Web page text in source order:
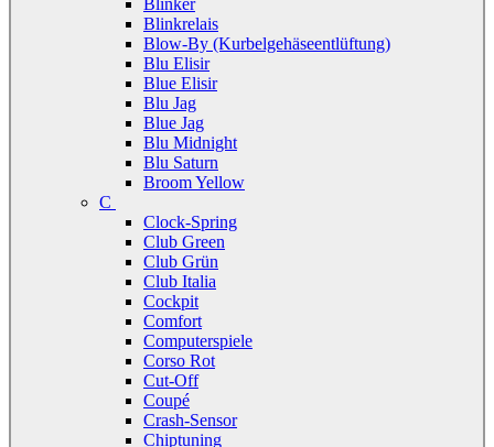
Blinker
Blinkrelais
Blow-By (Kurbelgehäseentlüftung)
Blu Elisir
Blue Elisir
Blu Jag
Blue Jag
Blu Midnight
Blu Saturn
Broom Yellow
C
Clock-Spring
Club Green
Club Grün
Club Italia
Cockpit
Comfort
Computerspiele
Corso Rot
Cut-Off
Coupé
Crash-Sensor
Chiptuning